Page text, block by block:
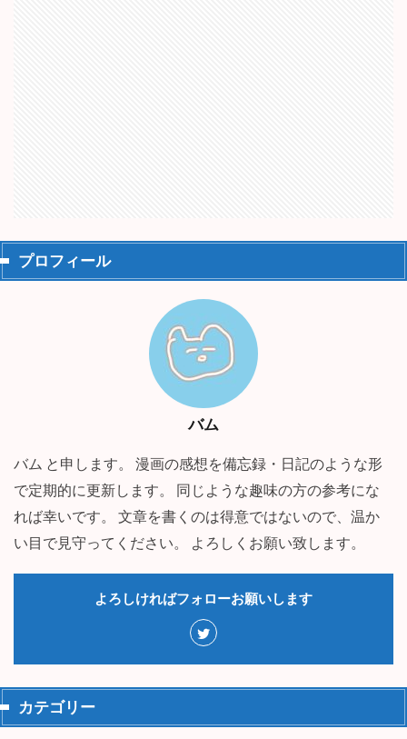
プロフィール
バム
バム と申します。 漫画の感想を備忘録・日記のような形
で定期的に更新します。 同じような趣味の方の参考にな
れば幸いです。 文章を書くのは得意ではないので、温か
い目で見守ってください。 よろしくお願い致します。
よろしければフォローお願いします
カテゴリー